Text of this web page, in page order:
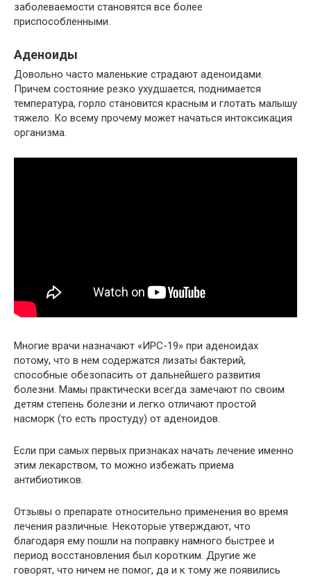
заболеваемости становятся все более
приспособленными.
Аденоиды
Довольно часто маленькие страдают аденоидами.
Причем состояние резко ухудшается, поднимается
температура, горло становится красным и глотать малышу
тяжело. Ко всему прочему может начаться интоксикация
организма.
Многие врачи назначают «ИРС-19» при аденоидах
потому, что в нем содержатся лизаты бактерий,
способные обезопасить от дальнейшего развития
болезни. Мамы практически всегда замечают по своим
детям степень болезни и легко отличают простой
насморк (то есть простуду) от аденоидов.
Если при самых первых признаках начать лечение именно
этим лекарством, то можно избежать приема
антибиотиков.
Отзывы о препарате относительно применения во время
лечения различные. Некоторые утверждают, что
благодаря ему пошли на поправку намного быстрее и
период восстановления был коротким. Другие же
говорят, что ничем не помог, да и к тому же появились